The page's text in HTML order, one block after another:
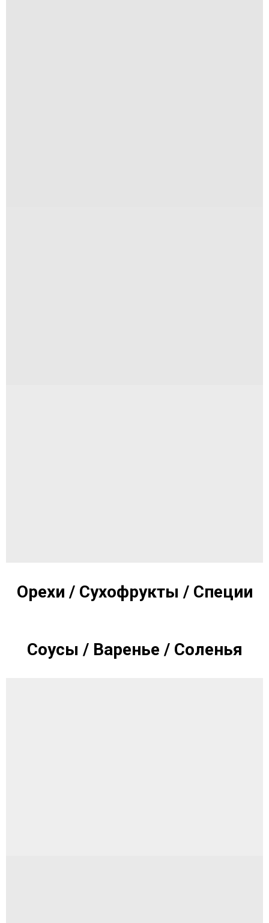
Орехи / Сухофрукты / Специи
Соусы / Варенье / Соленья